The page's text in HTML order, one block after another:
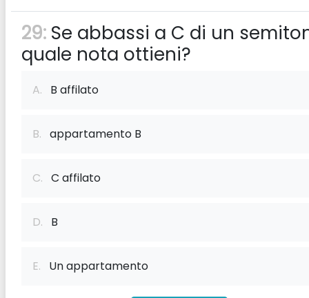
29: Se abbassi a C di un
quale nota ottieni?
A. B affilato
B. appartamento B
C. C affilato
D. B
E. Un appartamento